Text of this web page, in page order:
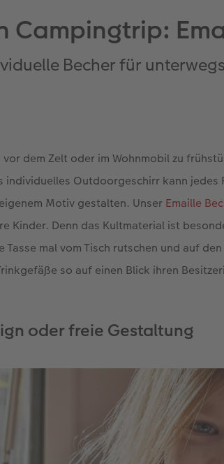
Campingtrip:
Becher für
vor dem Zelt oder im Wohnmobil zu
individuelles Outdoorgeschirr kann jedes
Motiv gestalten. Unser Emaille
Kinder. Denn das Kultmaterial ist
Tasse mal vom Tisch rutschen und auf
so auf einen Blick ihren
oder freie Gestaltung